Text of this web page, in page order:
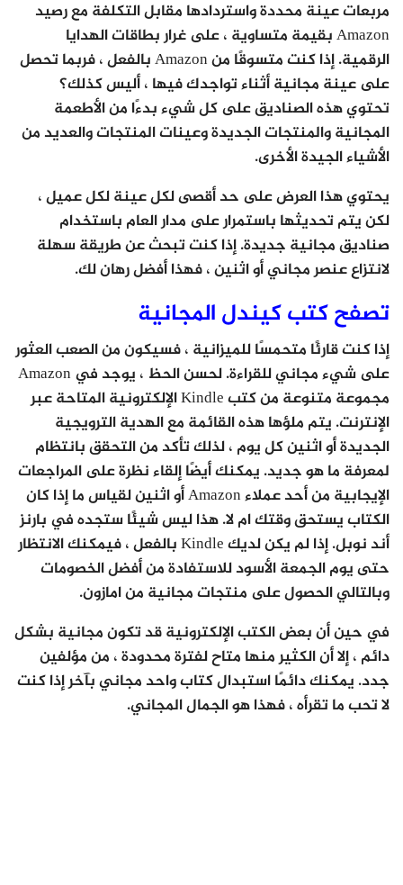
مربعات عينة محددة واستردادها مقابل التكلفة مع رصيد
Amazon بقيمة متساوية ، على غرار بطاقات الهدايا
الرقمية. إذا كنت متسوقًا من Amazon بالفعل ، فربما تحصل
على عينة مجانية أثناء تواجدك فيها ، أليس كذلك؟
تحتوي هذه الصناديق على كل شيء بدءًا من الأطعمة
المجانية والمنتجات الجديدة وعينات المنتجات والعديد من
الأشياء الجيدة الأخرى.
يحتوي هذا العرض على حد أقصى لكل عينة لكل عميل ،
لكن يتم تحديثها باستمرار على مدار العام باستخدام
صناديق مجانية جديدة. إذا كنت تبحث عن طريقة سهلة
لانتزاع عنصر مجاني أو اثنين ، فهذا أفضل رهان لك.
تصفح كتب كيندل المجانية
إذا كنت قارئًا متحمسًا للميزانية ، فسيكون من الصعب العثور
على شيء مجاني للقراءة. لحسن الحظ ، يوجد في Amazon
مجموعة متنوعة من كتب Kindle الإلكترونية المتاحة عبر
الإنترنت. يتم ملؤها هذه القائمة مع الهدية الترويجية
الجديدة أو اثنين كل يوم ، لذلك تأكد من التحقق بانتظام
لمعرفة ما هو جديد. يمكنك أيضًا إلقاء نظرة على المراجعات
الإيجابية من أحد عملاء Amazon أو اثنين لقياس ما إذا كان
الكتاب يستحق وقتك ام لا. هذا ليس شيئًا ستجده في بارنز
أند نوبل. إذا لم يكن لديك Kindle بالفعل ، فيمكنك الانتظار
حتى يوم الجمعة الأسود للاستفادة من أفضل الخصومات
وبالتالي الحصول على منتجات مجانية من امازون.
في حين أن بعض الكتب الإلكترونية قد تكون مجانية بشكل
دائم ، إلا أن الكثير منها متاح لفترة محدودة ، من مؤلفين
جدد. يمكنك دائمًا استبدال كتاب واحد مجاني بآخر إذا كنت
لا تحب ما تقرأه ، فهذا هو الجمال المجاني.